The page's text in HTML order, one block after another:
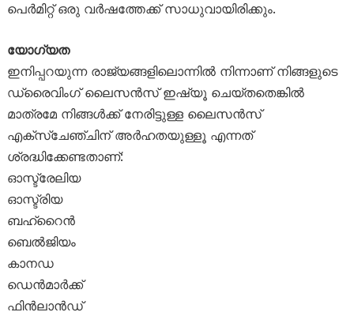
പെർമിറ്റ് ഒരു വർഷത്തേക്ക് സാധുവായിരിക്കും.
യോഗ്യത
ഇനിപ്പറയുന്ന രാജ്യങ്ങളിലൊന്നിൽ നിന്നാണ് നിങ്ങളുടെ
ഡ്രൈവിംഗ് ലൈസൻസ് ഇഷ്യൂ ചെയ്തതെങ്കിൽ
മാത്രമേ നിങ്ങൾക്ക് നേരിട്ടുള്ള ലൈസൻസ്
എക്‌സ്‌ചേഞ്ചിന് അർഹതയുള്ളൂ എന്നത്
ശ്രദ്ധിക്കേണ്ടതാണ്:
ഓസ്ട്രേലിയ
ഓസ്ട്രിയ
ബഹ്റൈൻ
ബെൽജിയം
കാനഡ
ഡെൻമാർക്ക്
ഫിൻലാൻഡ്